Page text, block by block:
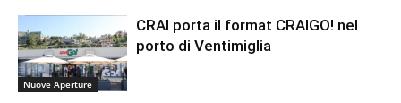
Nuove Aperture
CRAI porta il format CRAIGO! nel
porto di Ventimiglia